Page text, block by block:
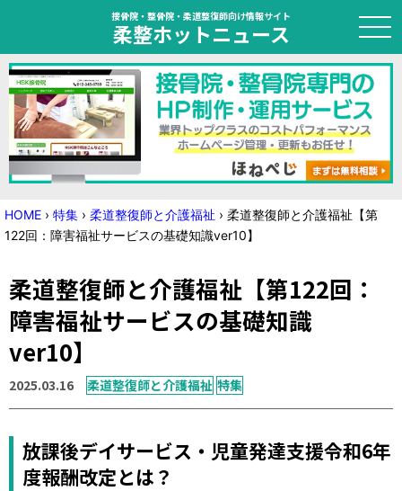
接骨院・整骨院・柔道整復師向け情報サイト
柔整ホットニュース
HOME
トピック
ニュース
国家試験対策
学会・セミナー情報
運営元 お問い合わせ
HOME › 特集 › 柔道整復師と介護福祉 › 柔道整復師と介護福祉【第
122回：障害福祉サービスの基礎知識ver10】
柔道整復師と介護福祉【第122回：
障害福祉サービスの基礎知識
ver10】
2025.03.16 柔道整復師と介護福祉 特集
放課後デイサービス・児童発達支援令和6年
度報酬改定とは？